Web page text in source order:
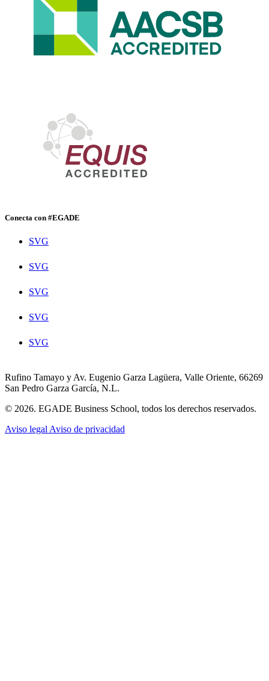
Conecta con #EGADE
SVG
SVG
SVG
SVG
SVG
Rufino Tamayo y Av. Eugenio Garza Lagüera, Valle Oriente, 66269
San Pedro Garza García, N.L.
© 2026. EGADE Business School, todos los derechos reservados.
Aviso legal Aviso de privacidad